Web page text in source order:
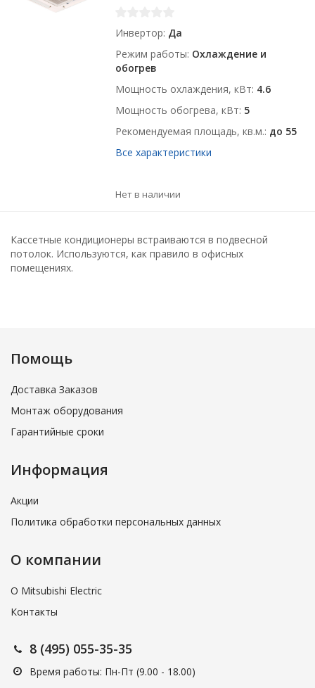
Инвертор Да
Режим работы Охлаждение и
обогрев
Мощность охлаждения, кВт 4.6
Мощность обогрева, кВт 5
Рекомендуемая площадь, кв.м. до 55
Все характеристики
Нет в наличии
Кассетные кондиционеры встраиваются в подвесной
потолок. Используются, как правило в офисных
помещениях.
Помощь
Доставка Заказов
Монтаж оборудования
Гарантийные сроки
Информация
Акции
Политика обработки персональных данных
О компании
О Mitsubishi Electric
Контакты
8 (495) 055-35-35
Время работы: Пн-Пт (9.00 - 18.00)